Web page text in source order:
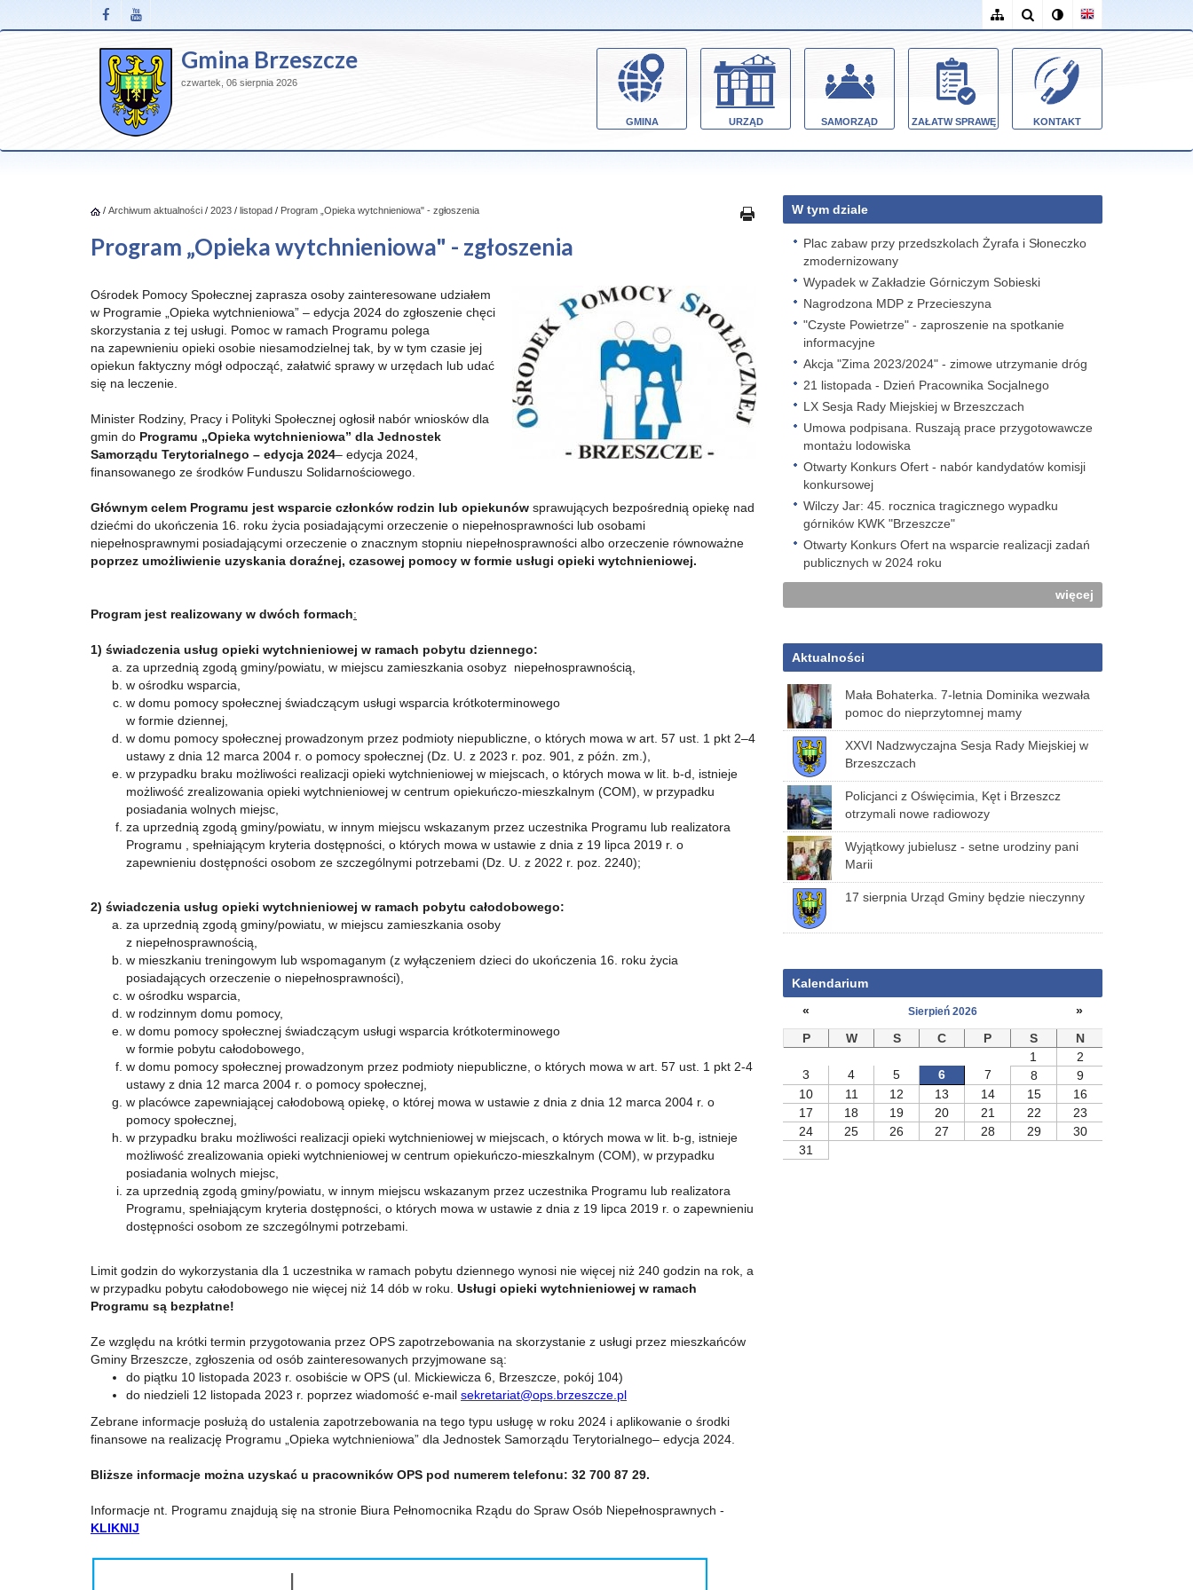
Gmina Brzeszcze
czwartek, 06 sierpnia 2026
GMINA URZĄD SAMORZĄD ZAŁATW SPRAWĘ KONTAKT
/ Archiwum aktualności / 2023 / listopad / Program „Opieka wytchnieniowa" - zgłoszenia
Program „Opieka wytchnieniowa" - zgłoszenia
Ośrodek Pomocy Społecznej zaprasza osoby zainteresowane udziałem
w Programie „Opieka wytchnieniowa” – edycja 2024 do zgłoszenie chęci
skorzystania z tej usługi. Pomoc w ramach Programu polega
na zapewnieniu opieki osobie niesamodzielnej tak, by w tym czasie jej
opiekun faktyczny mógł odpocząć, załatwić sprawy w urzędach lub udać
się na leczenie.
Minister Rodziny, Pracy i Polityki Społecznej ogłosił nabór wniosków dla
gmin do Programu „Opieka wytchnieniowa” dla Jednostek
Samorządu Terytorialnego – edycja 2024– edycja 2024,
finansowanego ze środków Funduszu Solidarnościowego.
Głównym celem Programu jest wsparcie członków rodzin lub opiekunów sprawujących bezpośrednią opiekę nad
dziećmi do ukończenia 16. roku życia posiadającymi orzeczenie o niepełnosprawności lub osobami
niepełnosprawnymi posiadającymi orzeczenie o znacznym stopniu niepełnosprawności albo orzeczenie równoważne
poprzez umożliwienie uzyskania doraźnej, czasowej pomocy w formie usługi opieki wytchnieniowej.
Program jest realizowany w dwóch formach:
1) świadczenia usług opieki wytchnieniowej w ramach pobytu dziennego:
za uprzednią zgodą gminy/powiatu, w miejscu zamieszkania osobyz niepełnosprawnością,
w ośrodku wsparcia,
w domu pomocy społecznej świadczącym usługi wsparcia krótkoterminowego
w formie dziennej,
w domu pomocy społecznej prowadzonym przez podmioty niepubliczne, o których mowa w art. 57 ust. 1 pkt 2–4
ustawy z dnia 12 marca 2004 r. o pomocy społecznej (Dz. U. z 2023 r. poz. 901, z późn. zm.),
w przypadku braku możliwości realizacji opieki wytchnieniowej w miejscach, o których mowa w lit. b-d, istnieje
możliwość zrealizowania opieki wytchnieniowej w centrum opiekuńczo-mieszkalnym (COM), w przypadku
posiadania wolnych miejsc,
za uprzednią zgodą gminy/powiatu, w innym miejscu wskazanym przez uczestnika Programu lub realizatora
Programu , spełniającym kryteria dostępności, o których mowa w ustawie z dnia z 19 lipca 2019 r. o
zapewnieniu dostępności osobom ze szczególnymi potrzebami (Dz. U. z 2022 r. poz. 2240);
2) świadczenia usług opieki wytchnieniowej w ramach pobytu całodobowego:
za uprzednią zgodą gminy/powiatu, w miejscu zamieszkania osoby
z niepełnosprawnością,
w mieszkaniu treningowym lub wspomaganym (z wyłączeniem dzieci do ukończenia 16. roku życia
posiadających orzeczenie o niepełnosprawności),
w ośrodku wsparcia,
w rodzinnym domu pomocy,
w domu pomocy społecznej świadczącym usługi wsparcia krótkoterminowego
w formie pobytu całodobowego,
w domu pomocy społecznej prowadzonym przez podmioty niepubliczne, o których mowa w art. 57 ust. 1 pkt 2-4
ustawy z dnia 12 marca 2004 r. o pomocy społecznej,
w placówce zapewniającej całodobową opiekę, o której mowa w ustawie z dnia z dnia 12 marca 2004 r. o
pomocy społecznej,
w przypadku braku możliwości realizacji opieki wytchnieniowej w miejscach, o których mowa w lit. b-g, istnieje
możliwość zrealizowania opieki wytchnieniowej w centrum opiekuńczo-mieszkalnym (COM), w przypadku
posiadania wolnych miejsc,
za uprzednią zgodą gminy/powiatu, w innym miejscu wskazanym przez uczestnika Programu lub realizatora
Programu, spełniającym kryteria dostępności, o których mowa w ustawie z dnia z 19 lipca 2019 r. o zapewnieniu
dostępności osobom ze szczególnymi potrzebami.
Limit godzin do wykorzystania dla 1 uczestnika w ramach pobytu dziennego wynosi nie więcej niż 240 godzin na rok, a
w przypadku pobytu całodobowego nie więcej niż 14 dób w roku. Usługi opieki wytchnieniowej w ramach
Programu są bezpłatne!
Ze względu na krótki termin przygotowania przez OPS zapotrzebowania na skorzystanie z usługi przez mieszkańców
Gminy Brzeszcze, zgłoszenia od osób zainteresowanych przyjmowane są:
do piątku 10 listopada 2023 r. osobiście w OPS (ul. Mickiewicza 6, Brzeszcze, pokój 104)
do niedzieli 12 listopada 2023 r. poprzez wiadomość e-mail sekretariat@ops.brzeszcze.pl
Zebrane informacje posłużą do ustalenia zapotrzebowania na tego typu usługę w roku 2024 i aplikowanie o środki
finansowe na realizację Programu „Opieka wytchnieniowa” dla Jednostek Samorządu Terytorialnego– edycja 2024.
Bliższe informacje można uzyskać u pracowników OPS pod numerem telefonu: 32 700 87 29.
Informacje nt. Programu znajdują się na stronie Biura Pełnomocnika Rządu do Spraw Osób Niepełnosprawnych -
KLIKNIJ
W tym dziale
Plac zabaw przy przedszkolach Żyrafa i Słoneczko
zmodernizowany
Wypadek w Zakładzie Górniczym Sobieski
Nagrodzona MDP z Przecieszyna
"Czyste Powietrze" - zaproszenie na spotkanie
informacyjne
Akcja "Zima 2023/2024" - zimowe utrzymanie dróg
21 listopada - Dzień Pracownika Socjalnego
LX Sesja Rady Miejskiej w Brzeszczach
Umowa podpisana. Ruszają prace przygotowawcze
montażu lodowiska
Otwarty Konkurs Ofert - nabór kandydatów komisji
konkursowej
Wilczy Jar: 45. rocznica tragicznego wypadku
górników KWK "Brzeszcze"
Otwarty Konkurs Ofert na wsparcie realizacji zadań
publicznych w 2024 roku
więcej
Aktualności
Mała Bohaterka. 7-letnia Dominika wezwała
pomoc do nieprzytomnej mamy
XXVI Nadzwyczajna Sesja Rady Miejskiej w
Brzeszczach
Policjanci z Oświęcimia, Kęt i Brzeszcz
otrzymali nowe radiowozy
Wyjątkowy jubielusz - setne urodziny pani
Marii
17 sierpnia Urząd Gminy będzie nieczynny
Kalendarium
«
Sierpień 2026
»
P
W S C P S
N
1
2
3
4 5 6 7 8
9
10
11 12 13 14 15
16
17
18 19 20 21 22
23
24
25 26 27 28 29
30
31